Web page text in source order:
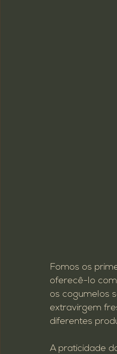
Fomos os
oferecê-lo
os cogumelos
extravirgem
diferentes
A praticidade